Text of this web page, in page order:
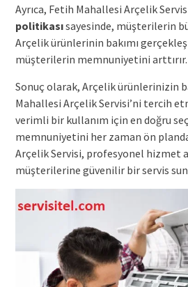
Ayrıca, Fetih Mahallesi Arçelik
politikasısayesinde, müşterilerin
Arçelik ürünlerinin bakımı
müşterilerin memnuniyetini arttırır.
Sonuç olarak, Arçelik ürünlerinizin
Mahallesi Arçelik Servisi’ni tercih
verimli bir kullanım için en doğru
memnuniyetini her zaman ön
Arçelik Servisi, profesyonel hizmet
müşterilerine güvenilir bir servis